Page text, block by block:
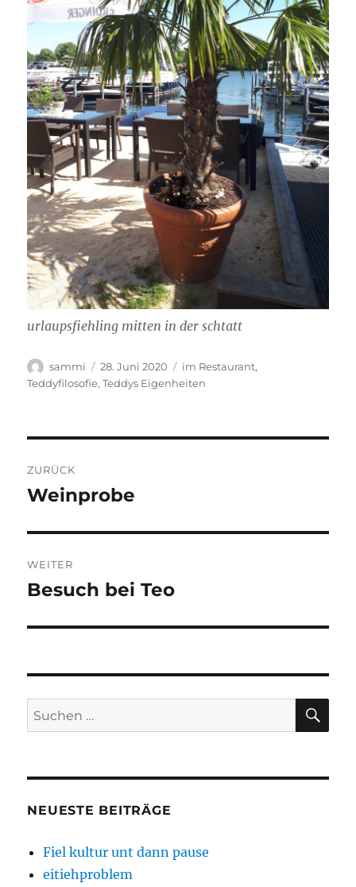
urlaupsfiehling mitten in der schtatt
Autor
sammi
Veröffentlicht
am
28. Juni 2020 Kategorien
im Restaurant,
Teddyfilosofie,Teddys Eigenheiten
ZURÜCK
Vorheriger
Weinprobe
WEITER
Nächster
Besuch bei Teo
Suchen
nach:
NEUESTE BEITRÄGE
Fiel kultur unt dann pause
eitiehproblem